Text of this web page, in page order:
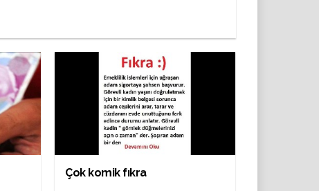
Çok komik fıkra